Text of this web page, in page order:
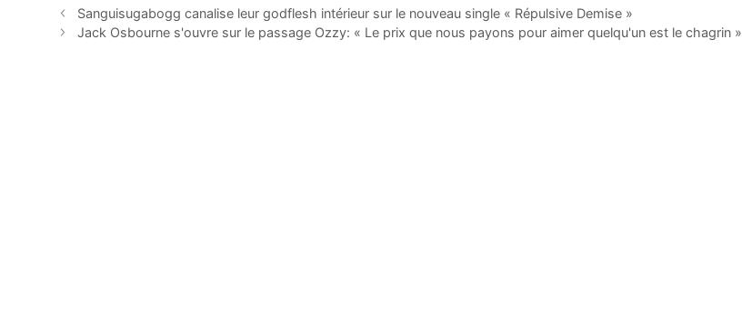
Sanguisugabogg canalise leur godflesh intérieur sur le nouveau single « Répulsive Demise »
Jack Osbourne s'ouvre sur le passage Ozzy: « Le prix que nous payons pour aimer quelqu'un est le chagrin »